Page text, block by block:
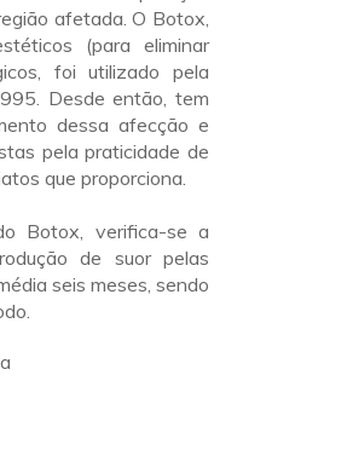
afetada. O Botox,
(para eliminar
foi utilizado pela
Desde então, tem
dessa afecção e
pela praticidade de
que proporciona.
Botox, verifica-se a
de suor pelas
seis meses, sendo